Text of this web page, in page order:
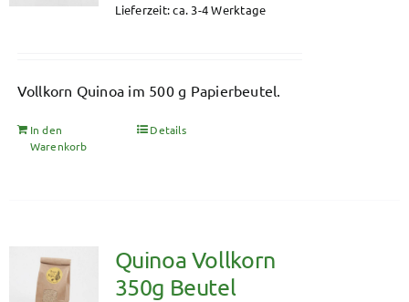
Lieferzeit: ca. 3-4 Werktage
Vollkorn Quinoa im 500 g Papierbeutel.
In den
Warenkorb
Details
Quinoa Vollkorn
350g Beutel